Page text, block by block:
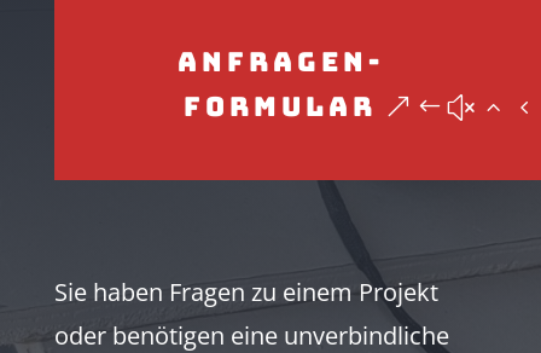
Anfragen-
Formular
Sie haben Fragen zu einem Projekt
oder benötigen eine unverbindliche